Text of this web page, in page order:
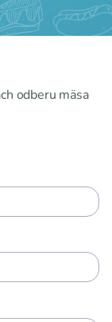
odberu mäsa